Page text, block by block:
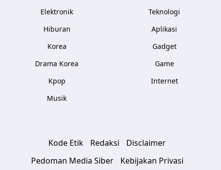
Elektronik
Hiburan
Korea
Drama Korea
Kpop
Musik
Teknologi
Aplikasi
Gadget
Game
Internet
Kode Etik Redaksi
Disclaimer
Pedoman Media Siber
Kebijakan Privasi